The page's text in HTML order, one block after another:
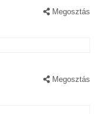
Megosztás
Megosztás